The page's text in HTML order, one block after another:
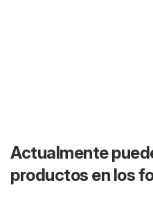
Actualmente
productos en los